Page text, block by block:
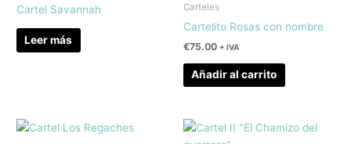
Cartel Savannah
Leer más
Carteles
Cartelito Rosas con nombre
€75.00 + IVA
Añadir al carrito